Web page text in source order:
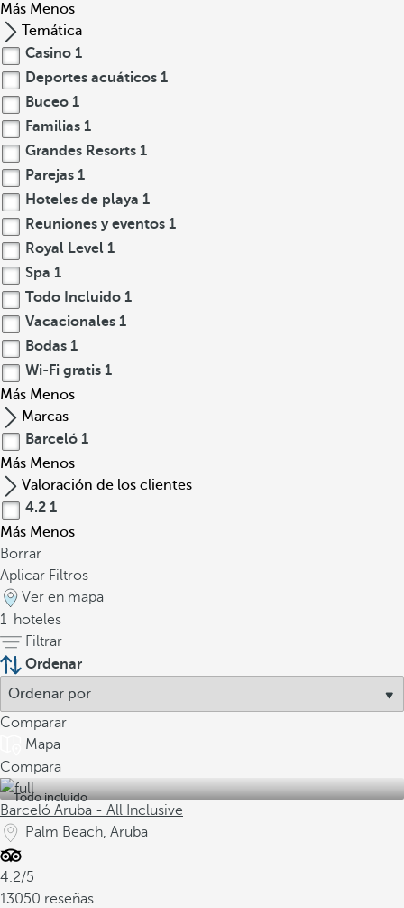
Más Menos
Temática
Casino 1
Deportes acuáticos 1
Buceo 1
Familias 1
Grandes Resorts 1
Parejas 1
Hoteles de playa 1
Reuniones y eventos 1
Royal Level 1
Spa 1
Todo Incluido 1
Vacacionales 1
Bodas 1
Wi-Fi gratis 1
Más Menos
Marcas
Barceló 1
Más Menos
Valoración de los clientes
4.2 1
Más Menos
Borrar
Aplicar Filtros
Ver en mapa
1 hoteles
Filtrar
Ordenar
Comparar
Mapa
Compara
Todo incluido
Barceló Aruba - All Inclusive
Palm Beach, Aruba
4.2/5
13050 reseñas